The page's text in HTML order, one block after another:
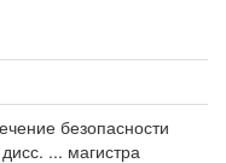
безопасности
... магистра